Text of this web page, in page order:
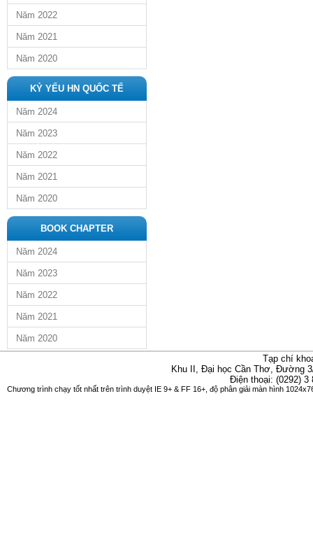
Năm 2022
Năm 2021
Năm 2020
KỶ YẾU HN QUỐC TẾ
Năm 2024
Năm 2023
Năm 2022
Năm 2021
Năm 2020
BOOK CHAPTER
Năm 2024
Năm 2023
Năm 2022
Năm 2021
Năm 2020
Tạp chí
Khu II, Đại học Cần Thơ, Đường
Điện thoại: (0292)
Chương trình chạy tốt nhất trên trình duyệt IE 9+ & FF 16+, độ phân giải màn hình